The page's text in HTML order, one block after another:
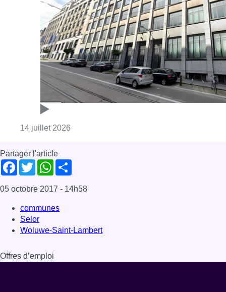
14 juillet 2026
Partager l'article
Facebook
TwitterWhatsApp
05 octobre 2017 - 14h58
communes
Selor
Woluwe-Saint-Lambert
Offres d’emploi